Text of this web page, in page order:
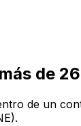
de
de un